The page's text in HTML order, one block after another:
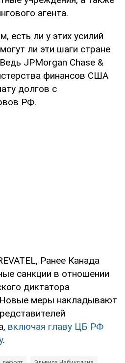
агента.
есть ли у этих усилий
ли эти шаги стране
JPMorgan Chase &
финансов США
долгов с
РФ.
Ранее Канада
санкции в отношении
диктатора
меры накладывают
включая главу ЦБ РФ
.